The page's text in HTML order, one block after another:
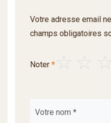
Votre adresse email
champs obligatoires
Noter *